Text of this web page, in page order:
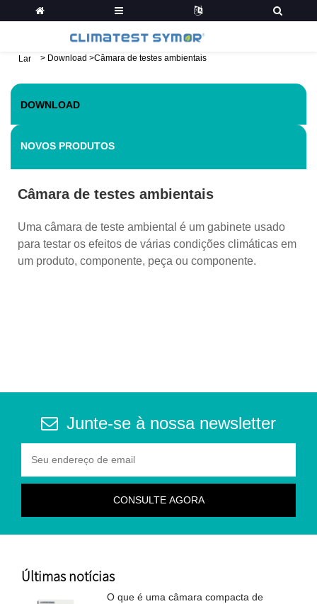
Lar > Download >Câmara de testes ambientais
DOWNLOAD
NOVOS PRODUTOS
Câmara de testes ambientais
Uma câmara de teste ambiental é um gabinete usado
para testar os efeitos de várias condições climáticas em
um produto, componente, peça ou componente.
Junte-se à nossa newsletter
Últimas notícias
O que é uma câmara compacta de